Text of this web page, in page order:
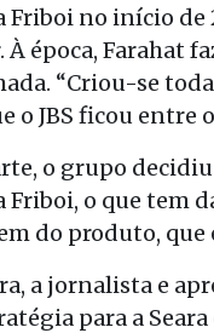
Friboi no início
À época, Farahat
“Criou-se
o JBS ficou entre
o grupo
Friboi, o que tem
do produto, que
a jornalista e
para a